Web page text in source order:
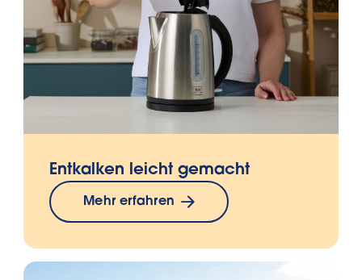
Entkalken leicht gemacht
Mehr erfahren